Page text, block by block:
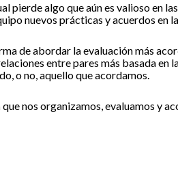
pierde algo que aún es valioso en
nuevos prácticas y acuerdos en
de abordar la evaluación más
entre pares más basada en
o no, aquello que acordamos.
nos organizamos, evaluamos y